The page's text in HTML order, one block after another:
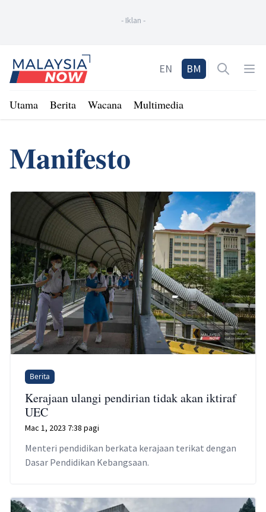
- Iklan -
Home
EN BM Open
Utama Berita Wacana Multimedia
Manifesto
Berita
Kerajaan ulangi pendirian tidak akan iktiraf
UEC
Mac 1, 2023 7:38 pagi
Menteri pendidikan berkata kerajaan terikat dengan
Dasar Pendidikan Kebangsaan.